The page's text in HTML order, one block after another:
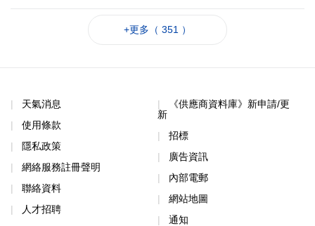
+更多（ 351 ）
天氣消息
使用條款
隱私政策
網絡服務註冊聲明
聯絡資料
人才招聘
《供應商資料庫》新申請/更
新
招標
廣告資訊
內部電郵
網站地圖
通知